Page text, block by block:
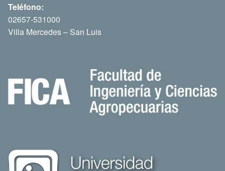
Teléfono:
02657-531000
Villa Mercedes – San Luis